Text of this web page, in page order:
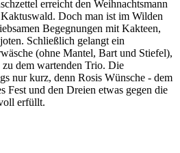
erreicht den Weihnachtsmann
Doch man ist im Wilden
Begegnungen mit Kakteen,
Schließlich gelangt ein
(ohne Mantel, Bart und Stiefel),
dem wartenden Trio. Die
nur kurz, denn Rosis Wünsche - dem
Fest und den Dreien etwas gegen die
erfüllt.